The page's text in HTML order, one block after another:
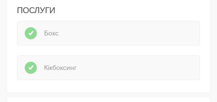
ПОСЛУГИ
Бокс
Кікбоксинг